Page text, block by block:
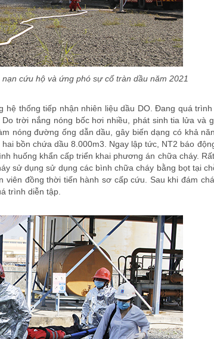
cứu hộ và ứng phó sự cố tràn dầu năm 2021
thống tiếp nhận nhiên liệu dầu DO. Đang quá
trời nắng nóng bốc hơi nhiều, phát sinh tia lửa và
nóng đường ống dẫn dầu, gây biến dạng có khả
bồn chứa dầu 8.000m3. Ngay lập tức, NT2 báo
huống khẩn cấp triển khai phương án chữa cháy.
sử dụng sử dụng các bình chữa cháy bằng bọt tại
đồng thời tiến hành sơ cấp cứu. Sau khi đám
trình diễn tập.